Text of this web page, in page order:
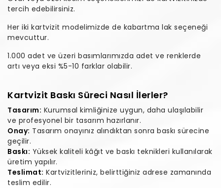
tercih edebilirsiniz.
Her iki kartvizit modelimizde de kabartma lak seçeneği
mevcuttur.
1.000 adet ve üzeri basımlarımızda adet ve renklerde
artı veya eksi %5-10 farklar olabilir.
Kartvizit Baskı Süreci Nasıl İlerler?
Tasarım: Kurumsal kimliğinize uygun, daha ulaşılabilir
ve profesyonel bir tasarım hazırlanır.
Onay: Tasarım onayınız alındıktan sonra baskı sürecine
geçilir.
Baskı: Yüksek kaliteli kâğıt ve baskı teknikleri kullanılarak
üretim yapılır.
Teslimat: Kartvizitleriniz, belirttiğiniz adrese zamanında
teslim edilir.